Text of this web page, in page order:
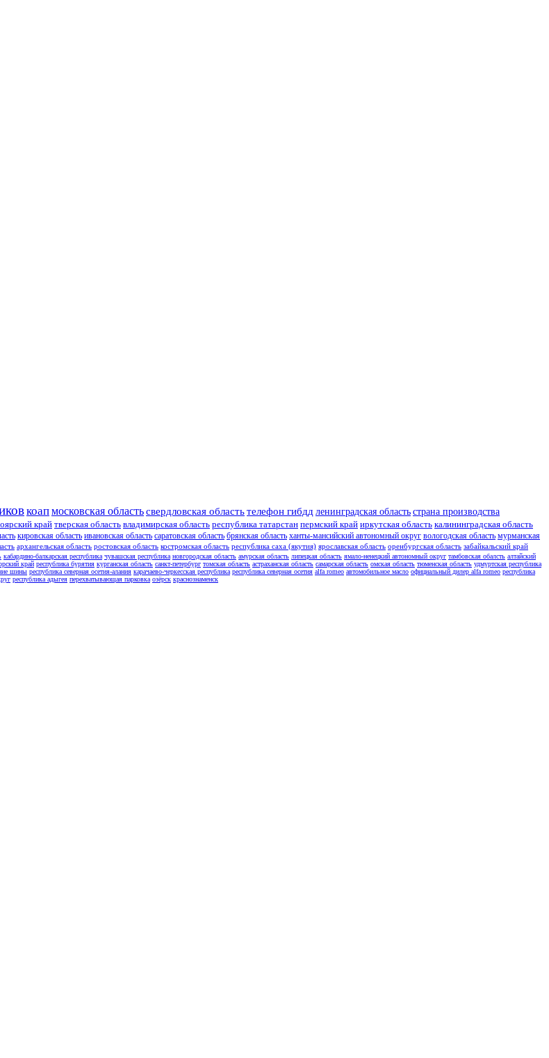
коапмосковская областьсвердловская областьтелефон гибдд ленинградская область страна производства
край тверская область владимирская область республика татарстан пермский край иркутская область калининградская область
кировская область ивановская область саратовская область брянская область ханты-мансийский автономный округ вологодская область мурманская
архангельская область ростовская область костромская область республика саха (якутия) ярославская область оренбургская область забайкальский край
кабардино-балкарская республика чувашская республика новгородская область амурская область липецкая область ямало-ненецкий автономный округ тамбовская обалсть алтайский
край республика бурятия курганская область санкт-петербург томская область астраханская область самарская область омская область тюменская область удмуртская республика
шины республика северная осетия-алания карачаево-черкесская республика республика северная осетия alfa romeo автомобильное масло официальный дилер alfa romeo республика
республика адыгея перехватывающая парковка озёрск краснознаменск